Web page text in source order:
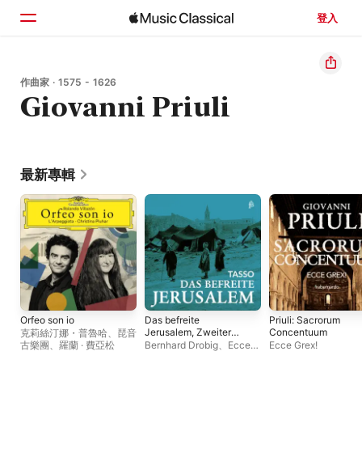
登入
首頁
瀏覽
作曲家 · 1575 - 1626
Giovanni Priuli
最新專輯
Orfeo son io
克莉絲汀娜・普魯哈、 琵音
古樂團、 羅蘭 · 費亞松
Das befreite
Jerusalem, Zweiter
Gesang
Bernhard Drobig、 Ecce
Priuli: Sacrorum
Concentuum
Ecce Grex!